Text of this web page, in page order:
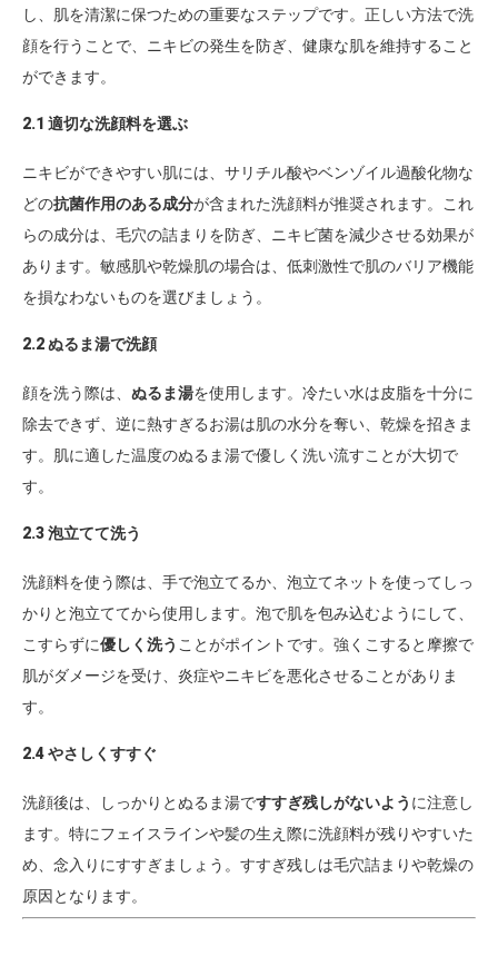
し、肌を清潔に保つための重要なステップです。正しい方法で洗
顔を行うことで、ニキビの発生を防ぎ、健康な肌を維持すること
ができます。
2.1 適切な洗顔料を選ぶ
ニキビができやすい肌には、サリチル酸やベンゾイル過酸化物な
どの抗菌作用のある成分が含まれた洗顔料が推奨されます。これ
らの成分は、毛穴の詰まりを防ぎ、ニキビ菌を減少させる効果が
あります。敏感肌や乾燥肌の場合は、低刺激性で肌のバリア機能
を損なわないものを選びましょう。
2.2 ぬるま湯で洗顔
顔を洗う際は、 ぬるま湯を使用します。冷たい水は皮脂を十分に
除去できず、逆に熱すぎるお湯は肌の水分を奪い、乾燥を招きま
す。肌に適した温度のぬるま湯で優しく洗い流すことが大切で
す。
2.3 泡立てて洗う
洗顔料を使う際は、手で泡立てるか、泡立てネットを使ってしっ
かりと泡立ててから使用します。泡で肌を包み込むようにして、
こすらずに優しく洗う ことがポイントです。強くこすると摩擦で
肌がダメージを受け、炎症やニキビを悪化させることがありま
す。
2.4 やさしくすすぐ
洗顔後は、しっかりとぬるま湯ですすぎ残しがないよう に注意し
ます。特にフェイスラインや髪の生え際に洗顔料が残りやすいた
め、念入りにすすぎましょう。すすぎ残しは毛穴詰まりや乾燥の
原因となります。